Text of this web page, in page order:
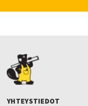
YHTEYSTIEDOT